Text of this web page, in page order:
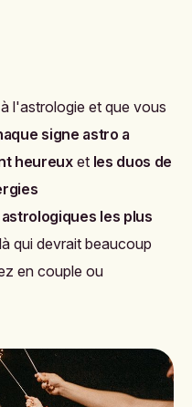
l'astrologie et que vous
signe astro a
heureuxet les duos de
les plus
qui devrait beaucoup
en couple ou